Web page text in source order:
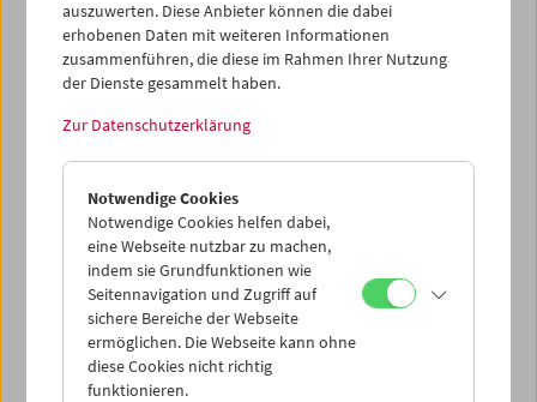
Sammlung:Österreichisches Filmmuseum
Dieser Inhalt von 'vimeo' kann aufgrund Ihrer
Datenschutzeinstellungen nicht angezeigt werden.
In diesem Film aus Hanna Schimeks Serie von 8mm-
Tanzfilmen, sind die Künstlerinnen Hanna Schimek und
Dagmar Frühwald zu sehen. Die Kamera führte Gustav
Deutsch. Christian Fennesz hat eine Tonspur für eine
Aufführung dieses Films im Jahr 2021 in Kroatien
gestaltet. (Text: Hanna Schimek/Anna Högner)
auszuwerten. Diese Anbieter können die dabei
erhobenen Daten mit weiteren Informationen
zusammenführen, die diese im Rahmen Ihrer Nutzung
der Dienste gesammelt haben.
Zur Datenschutzerklärung
Notwendige Cookies
Notwendige Cookies helfen dabei,
eine Webseite nutzbar zu machen,
indem sie Grundfunktionen wie
Seitennavigation und Zugriff auf
sichere Bereiche der Webseite
ermöglichen. Die Webseite kann ohne
diese Cookies nicht richtig
funktionieren.